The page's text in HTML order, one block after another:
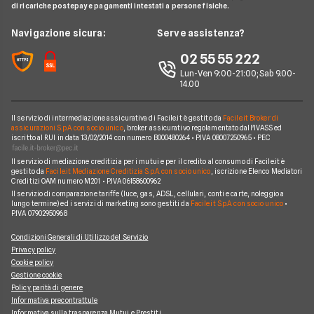
Noleggio Lungo Termine
News
Chi siamo
Perché scegliere Facile.it
Mappa del sito
Sostituzione Mutuo
Mutuo 100 per cento
BNL
ING
Poste Italiane
Credit Agricole
CheBanca!
Credem
Banche e finanziarie
Notizie Mutui
Argomenti in evidenza Mutui
Calcolatore rata mutuo
di ricariche postepay e pagamenti intestati a persone fisiche.
Navigazione sicura: Serve assistenza?
02 55 55 222
Lun-Ven 9:00-21:00; Sab 9.00-
14.00
Il servizio di intermediazione assicurativa di Facile.it è gestito da Facile.it Broker di
assicurazioni S.p.A. con socio unico, broker assicurativo regolamentato dall'IVASS ed
iscritto al RUI in data 13/02/2014 con numero B000480264 • P.IVA 08007250965 • PEC
Il servizio di mediazione creditizia per i mutui e per il credito al consumo di Facile.it è
gestito da Facile.it Mediazione Creditizia S.p.A. con socio unico , iscrizione Elenco Mediatori
Creditizi OAM numero M201 • P.IVA 06158600962
Il servizio di comparazione tariffe (luce, gas, ADSL, cellulari, conti e carte, noleggio a
lungo termine) ed i servizi di marketing sono gestiti da Facile.it S.p.A. con socio unico•
P.IVA 07902950968
Condizioni Generali di Utilizzo del Servizio
Privacy policy
Cookie policy
Gestione cookie
Policy parità di genere
Informativa precontrattule